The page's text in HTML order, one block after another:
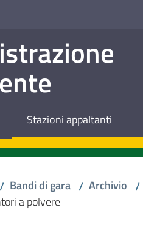
Stazioni appaltanti
/ Bandi di gara / Archivio /
a polvere